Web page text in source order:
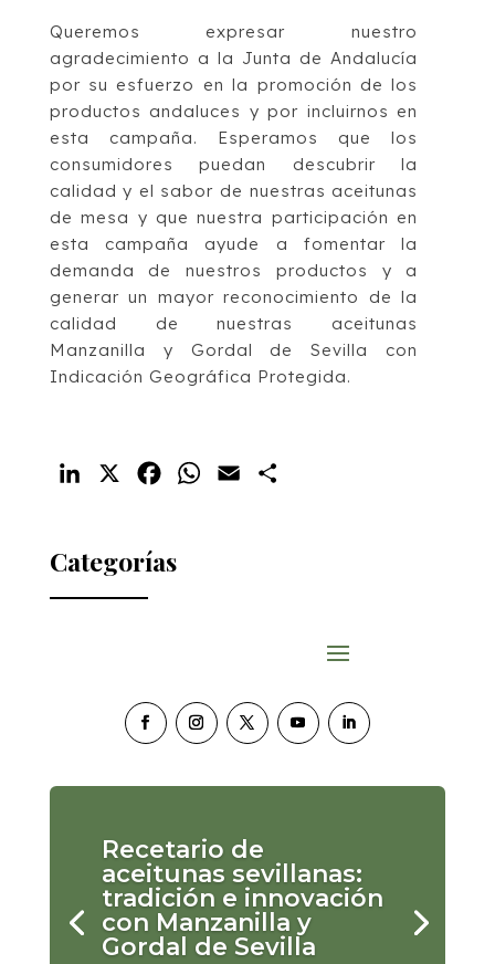
Queremos expresar nuestro
agradecimiento a la Junta de Andalucía
por su esfuerzo en la promoción de los
productos andaluces y por incluirnos en
esta campaña. Esperamos que los
consumidores puedan descubrir la
calidad y el sabor de nuestras aceitunas
de mesa y que nuestra participación en
esta campaña ayude a fomentar la
demanda de nuestros productos y a
generar un mayor reconocimiento de la
calidad de nuestras aceitunas
Manzanilla y Gordal de Sevilla con
Indicación Geográfica Protegida.
LinkedIn FacebookWhatsApp
Email
Categorías
Recetario de
aceitunas sevillanas:
tradición e innovación
con Manzanilla y
Gordal de Sevilla